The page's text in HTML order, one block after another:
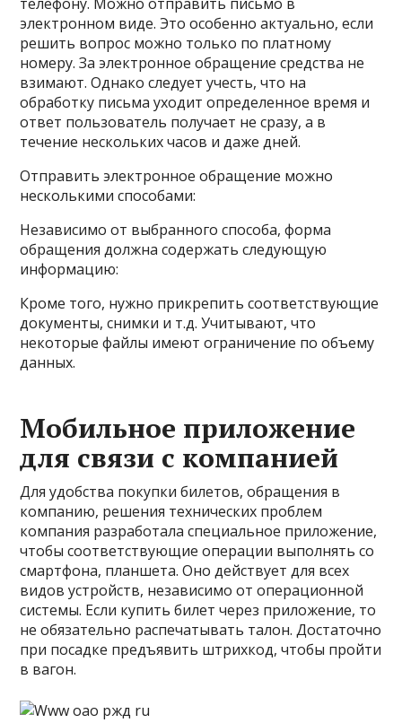
электронном виде. Это особенно актуально, если
решить вопрос можно только по платному
номеру. За электронное обращение средства не
взимают. Однако следует учесть, что на
обработку письма уходит определенное время и
ответ пользователь получает не сразу, а в
течение нескольких часов и даже дней.
Отправить электронное обращение можно
несколькими способами:
Независимо от выбранного способа, форма
обращения должна содержать следующую
информацию:
Кроме того, нужно прикрепить соответствующие
документы, снимки и т.д. Учитывают, что
некоторые файлы имеют ограничение по объему
данных.
Мобильное приложение
для связи с компанией
Для удобства покупки билетов, обращения в
компанию, решения технических проблем
компания разработала специальное приложение,
чтобы соответствующие операции выполнять со
смартфона, планшета. Оно действует для всех
видов устройств, независимо от операционной
системы. Если купить билет через приложение, то
не обязательно распечатывать талон. Достаточно
при посадке предъявить штрихкод, чтобы пройти
в вагон.